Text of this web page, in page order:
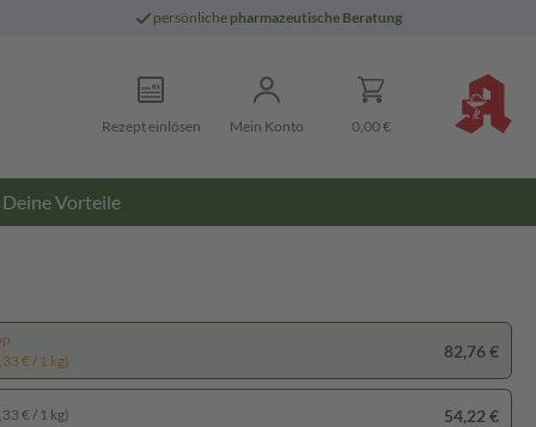
persönliche pharmazeutische Beratung
Rezept einlösen Mein Konto 0,00 €
Deine Vorteile
€ / 1 kg)
82,76 €
€ / 1 kg) 54,22 €